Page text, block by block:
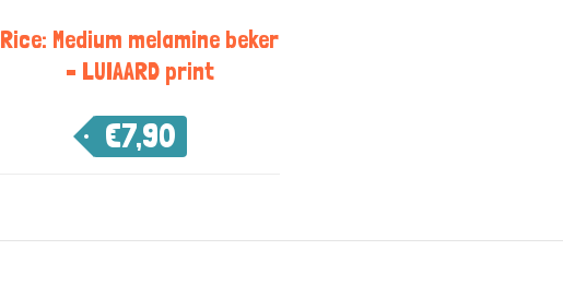
Rice: Medium melamine beker
– LUIAARD print
€7,90